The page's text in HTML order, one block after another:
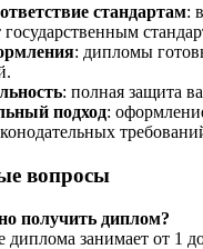
стандартам:
государственным
: дипломы
: полная защита
подход:
вопросы
получить диплом?
занимает от 1